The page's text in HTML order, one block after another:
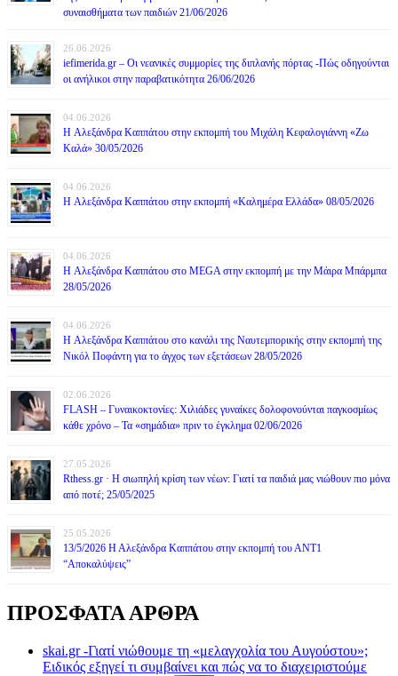
συναισθήματα των παιδιών 21/06/2026
26.06.2026
iefimerida.gr – Οι νεανικές συμμορίες της διπλανής πόρτας -Πώς οδηγούνται
οι ανήλικοι στην παραβατικότητα 26/06/2026
04.06.2026
H Αλεξάνδρα Καππάτου στην εκπομπή του Μιχάλη Κεφαλογιάννη «Ζω
Καλά» 30/05/2026
04.06.2026
H Αλεξάνδρα Καππάτου στην εκπομπή «Καλημέρα Ελλάδα» 08/05/2026
04.06.2026
H Αλεξάνδρα Καππάτου στο MEGA στην εκπομπή με την Μάιρα Mπάρμπα
28/05/2026
04.06.2026
H Αλεξάνδρα Καππάτου στο κανάλι της Ναυτεμπορικής στην εκπομπή της
Νικόλ Ποφάντη για το άγχος των εξετάσεων 28/05/2026
02.06.2026
FLASH – Γυναικοκτονίες: Χιλιάδες γυναίκες δολοφονούνται παγκοσμίως
κάθε χρόνο – Τα «σημάδια» πριν το έγκλημα 02/06/2026
27.05.2026
Rthess.gr · Η σιωπηλή κρίση των νέων: Γιατί τα παιδιά μας νιώθουν πιο μόνα
από ποτέ; 25/05/2025
25.05.2026
13/5/2026 Η Αλεξάνδρα Καππάτου στην εκπομπή του ΑΝΤ1
“Αποκαλύψεις”
ΠΡΟΣΦΑΤΑ ΑΡΘΡΑ
skai.gr -Γιατί νιώθουμε τη «μελαγχολία του Αυγούστου»;
Ειδικός εξηγεί τι συμβαίνει και πώς να το διαχειριστούμε